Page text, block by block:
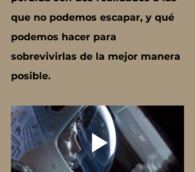
que no podemos escapar, y qué
podemos hacer para
sobrevivirlas de la mejor manera
posible.